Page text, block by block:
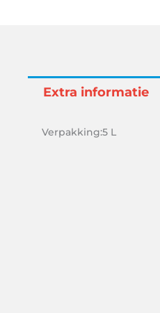
Extra informatie
Verpakking:5 L